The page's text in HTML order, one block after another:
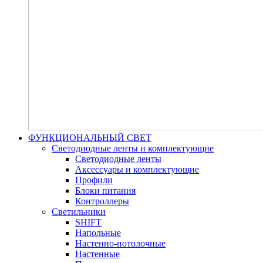
ФУНКЦИОНАЛЬНЫЙ СВЕТ
Светодиодные ленты и комплектующие
Светодиодные ленты
Аксессуары и комплектующие
Профили
Блоки питания
Контроллеры
Светильники
SHIFT
Напольные
Настенно-потолочные
Настенные